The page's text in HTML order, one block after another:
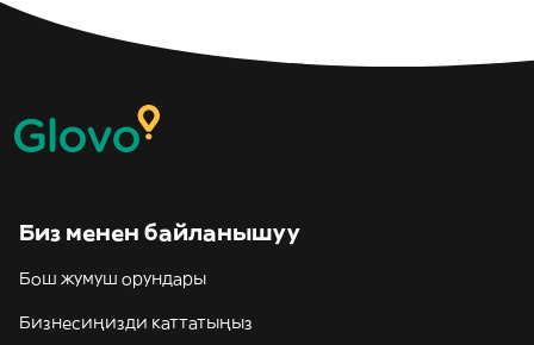
Биз менен байланышуу
Бош жумуш орундары
Бизнесиңизди каттатыңыз